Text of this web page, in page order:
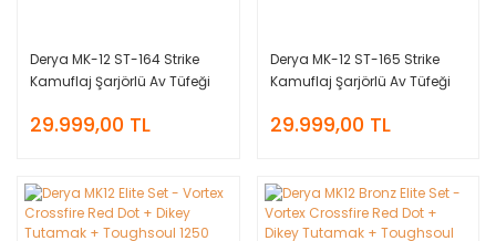
Derya MK-12 ST-164 Strike
Kamuflaj Şarjörlü Av Tüfeği
29.999,00 TL
Derya MK-12 ST-165 Strike
Kamuflaj Şarjörlü Av Tüfeği
29.999,00 TL